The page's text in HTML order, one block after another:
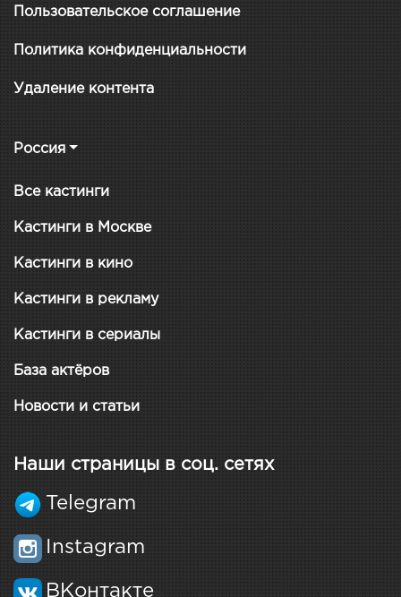
Пользовательское соглашение
Политика конфиденциальности
Удаление контента
Россия
Все кастинги
Кастинги в Москве
Кастинги в кино
Кастинги в рекламу
Кастинги в сериалы
База актёров
Новости и статьи
Наши страницы в соц. сетях
Telegram
Instagram
ВКонтакте